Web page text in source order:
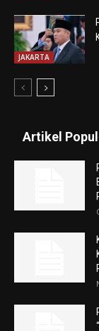
JAKARTA
Artikel